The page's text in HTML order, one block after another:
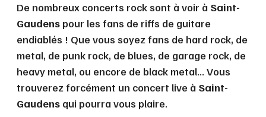
De nombreux concerts rock sont à voir à Saint-
Gaudens pour les fans de riffs de guitare
endiablés ! Que vous soyez fans de hard rock, de
metal, de punk rock, de blues, de garage rock, de
heavy metal, ou encore de black metal... Vous
trouverez forcément un concert live à Saint-
Gaudens qui pourra vous plaire.